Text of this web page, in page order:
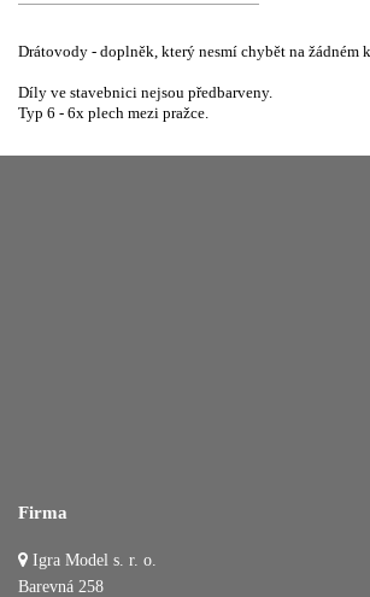
Drátovody - doplněk, který nesmí chybět na žádném
Díly ve stavebnici nejsou předbarveny.
Typ 6 - 6x plech mezi pražce.
Firma
Igra Model s. r. o.
Barevná 258